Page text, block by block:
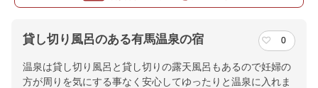
貸し切り風呂のある有馬温泉の宿 0
温泉は貸し切り風呂と貸し切りの露天風呂もあるので妊婦の
方が周りを気にする事なく安心してゆったりと温泉に入れま